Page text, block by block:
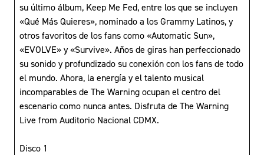
su último álbum, Keep Me Fed, entre los que se incluyen
«Qué Más Quieres», nominado a los Grammy Latinos, y
otros favoritos de los fans como «Automatic Sun»,
«EVOLVE» y «Survive». Años de giras han perfeccionado
su sonido y profundizado su conexión con los fans de todo
el mundo. Ahora, la energía y el talento musical
incomparables de The Warning ocupan el centro del
escenario como nunca antes. Disfruta de The Warning
Live from Auditorio Nacional CDMX.
Disco 1